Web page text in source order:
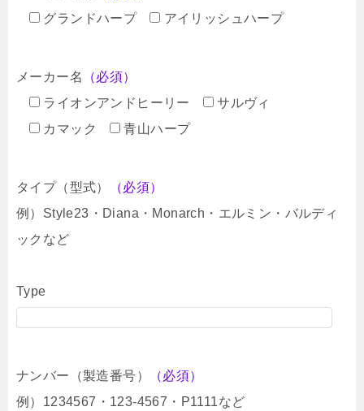
グランドハープ
アイリッシュハープ
メーカー名
（必須）
ライオンアンドヒーリー
サルヴィ
カマック
青山ハープ
タイプ（型式）
（必須）
例）Style23・Diana・Monarch・エルミン・バルディ
ックなど
Type
ナンバー（製造番号）
（必須）
例）1234567・123-4567・P1111など